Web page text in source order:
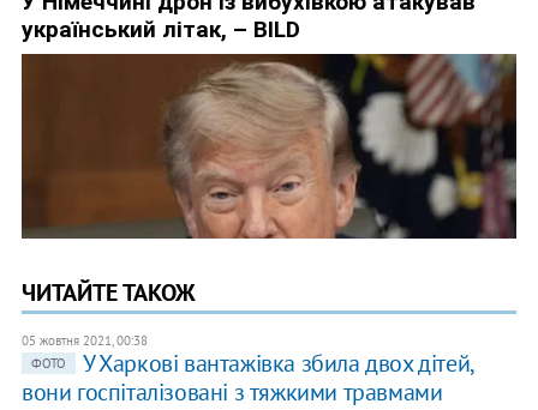
ЧИТАЙТЕ ТАКОЖ
05 жовтня 2021, 00:38
ФОТО
У Харкові вантажівка збила двох дітей,
вони госпіталізовані з тяжкими травмами